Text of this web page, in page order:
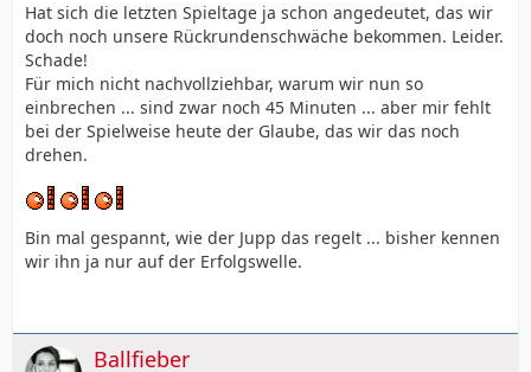
Hat sich die letzten Spieltage ja schon angedeutet, das wir
doch noch unsere Rückrundenschwäche bekommen. Leider.
Schade!
Für mich nicht nachvollziehbar, warum wir nun so
einbrechen ... sind zwar noch 45 Minuten ... aber mir fehlt
bei der Spielweise heute der Glaube, das wir das noch
drehen.
Bin mal gespannt, wie der Jupp das regelt ... bisher kennen
wir ihn ja nur auf der Erfolgswelle.
Ballfieber